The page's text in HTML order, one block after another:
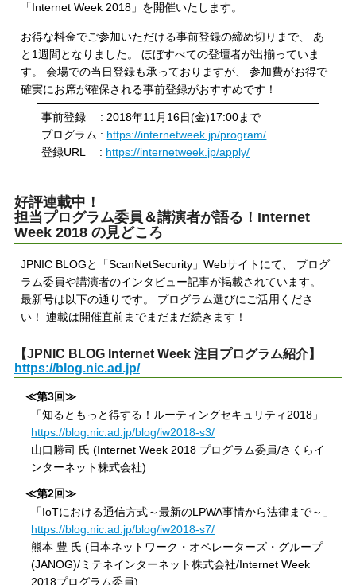
「Internet Week 2018」を開催いたします。
お得な料金でご参加いただける事前登録の締め切りまで、 あ
と1週間となりました。 ほぼすべての登壇者が出揃っていま
す。 会場での当日登録も承っておりますが、 参加費がお得で
確実にお席が確保される事前登録がおすすめです！
事前登録 : 2018年11月16日(金)17:00まで
プログラム : https://internetweek.jp/program/
登録URL : https://internetweek.jp/apply/
好評連載中！
担当プログラム委員＆講演者が語る！Internet
Week 2018 の見どころ
JPNIC BLOGと「ScanNetSecurity」Webサイトにて、 プログ
ラム委員や講演者のインタビュー記事が掲載されています。
最新号は以下の通りです。 プログラム選びにご活用くださ
い！ 連載は開催直前までまだまだ続きます！
【JPNIC BLOG Internet Week 注目プログラム紹介】
https://blog.nic.ad.jp/
≪第3回≫
「知るともっと得する！ルーティングセキュリティ2018」
https://blog.nic.ad.jp/blog/iw2018-s3/
山口勝司 氏 (Internet Week 2018 プログラム委員/さくらイ
ンターネット株式会社)
≪第2回≫
「IoTにおける通信方式～最新のLPWA事情から法律まで～」
https://blog.nic.ad.jp/blog/iw2018-s7/
熊本 豊 氏 (日本ネットワーク・オペレーターズ・グループ
(JANOG)/ミテネインターネット株式会社/Internet Week
2018プログラム委員)